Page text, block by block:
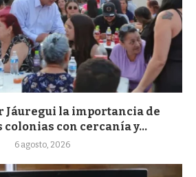
Jáuregui la importancia de
colonias con cercanía y...
6 agosto, 2026